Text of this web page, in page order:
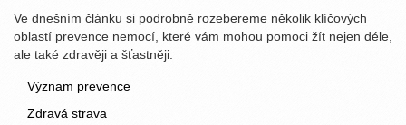
Ve dnešním článku si podrobně rozebereme několik klíčových
oblastí prevence nemocí, které vám mohou pomoci žít nejen déle,
ale také zdravěji a šťastněji.
Význam prevence
Zdravá strava